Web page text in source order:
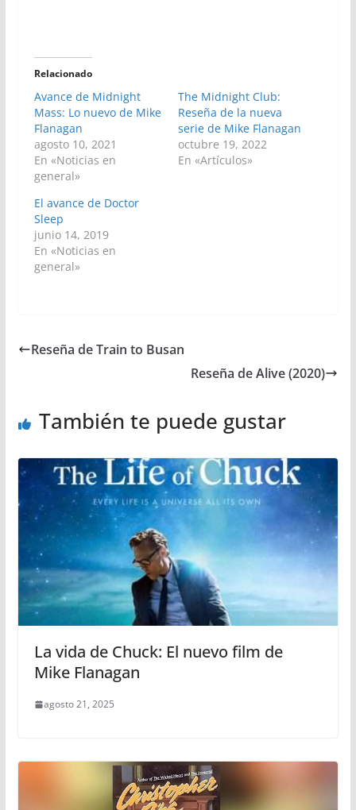
Relacionado
Avance de Midnight
Mass: Lo nuevo de Mike
Flanagan
agosto 10, 2021
En «Noticias en
general»
The Midnight Club:
Reseña de la nueva
serie de Mike Flanagan
octubre 19, 2022
En «Artículos»
El avance de Doctor
Sleep
junio 14, 2019
En «Noticias en
general»
Reseña de Train to Busan
Reseña de Alive (2020)
También te puede gustar
La vida de Chuck: El nuevo film de
Mike Flanagan
agosto 21, 2025